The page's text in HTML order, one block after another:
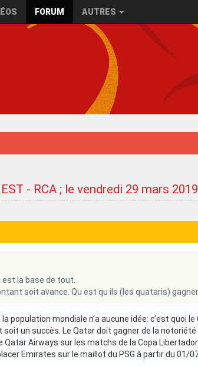
FORUM AUTRES
- RCA ; le vendredi 29 mars
est la base de tout.
soit avance. Qu est qu ils (les quataris)
population mondiale n’a aucune idée: c’est quoi
un succès. Le Qatar doit gagner de la
Qatar Airways sur les matchs de la Copa
Emirates sur le maillot du PSG à partir du 01/